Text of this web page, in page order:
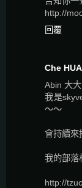
http://
回覆
Che
Abin 大
我是
～～
會持續來
我的部落
http://